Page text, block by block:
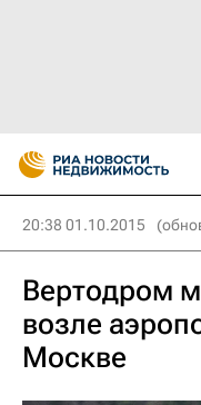
20:38 01.10.2015
Вертодром
возле
Москве